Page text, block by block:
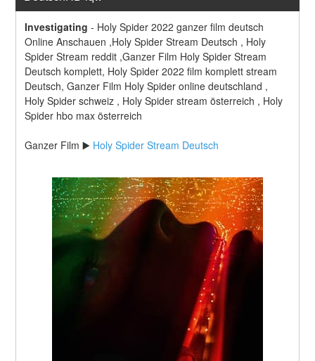
Investigating - Holy Spider 2022 ganzer film deutsch
Online Anschauen ,Holy Spider Stream Deutsch , Holy
Spider Stream reddit ,Ganzer Film Holy Spider Stream
Deutsch komplett, Holy Spider 2022 film komplett stream
Deutsch, Ganzer Film Holy Spider online deutschland ,
Holy Spider schweiz , Holy Spider stream österreich , Holy
Spider hbo max österreich
Ganzer Film ▶️ Holy Spider Stream Deutsch